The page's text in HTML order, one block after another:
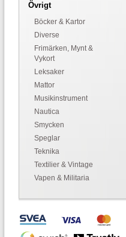
Övrigt
Böcker & Kartor
Diverse
Frimärken, Mynt &
Vykort
Leksaker
Mattor
Musikinstrument
Nautica
Smycken
Speglar
Teknika
Textilier & Vintage
Vapen & Militaria